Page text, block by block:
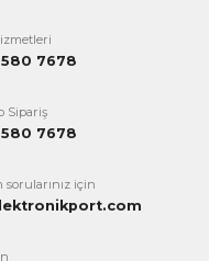
7678
Sipariş
7678
için